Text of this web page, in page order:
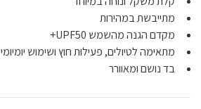
מתייבשת במהירות
מקדם הגנה מהשמש UPF50+
מתאימה לטיולים, פעילות חוץ ושימוש יומיומי
בד נושם ומאוורר